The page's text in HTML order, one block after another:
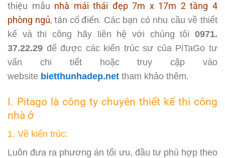
thiệu mẫu nhà mái thái đẹp 7m x 17m 2 tầng 4
phòng ngủ, tân cổ điển. Các bạn có nhu cầu về thiết
kế và thi công hãy liên hệ với chúng tôi 0971.
37.22.29 để được các kiến trúc sư của PiTaGo tư
vấn chi tiết hoặc truy cập vào
website bietthunhadep.net tham khảo thêm.
I. Pitago là công ty chuyên thiết kế thi công
nhà ở
1. Về kiến trúc:
Luôn đưa ra phương án tối ưu, đầu tư phù hợp theo